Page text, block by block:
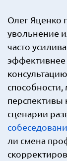
Олег Яценко
увольнение
часто
сценарии
ли смена